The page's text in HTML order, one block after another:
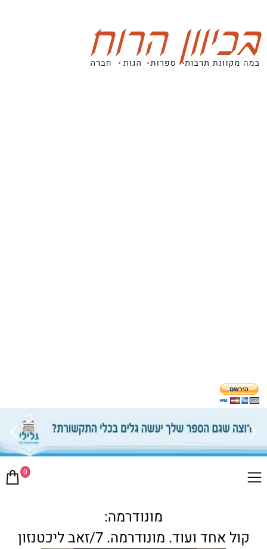
0
מונודרמה:
קול אחד ועוד. מונודרמה. 7/זאב ליכטנזון